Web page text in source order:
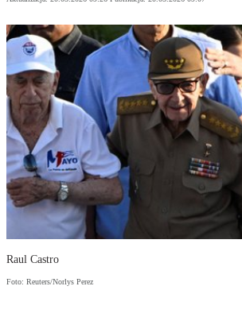
Raul Castro
Foto: Reuters/Norlys Perez